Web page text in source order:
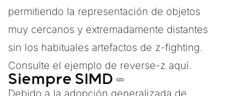
permitiendo la representación de objetos
muy cercanos y extremadamente distantes
sin los habituales artefactos de z-fighting.
Consulte el ejemplo de reverse-z aquí.
Siempre SIMD
Debido a la adopción generalizada de